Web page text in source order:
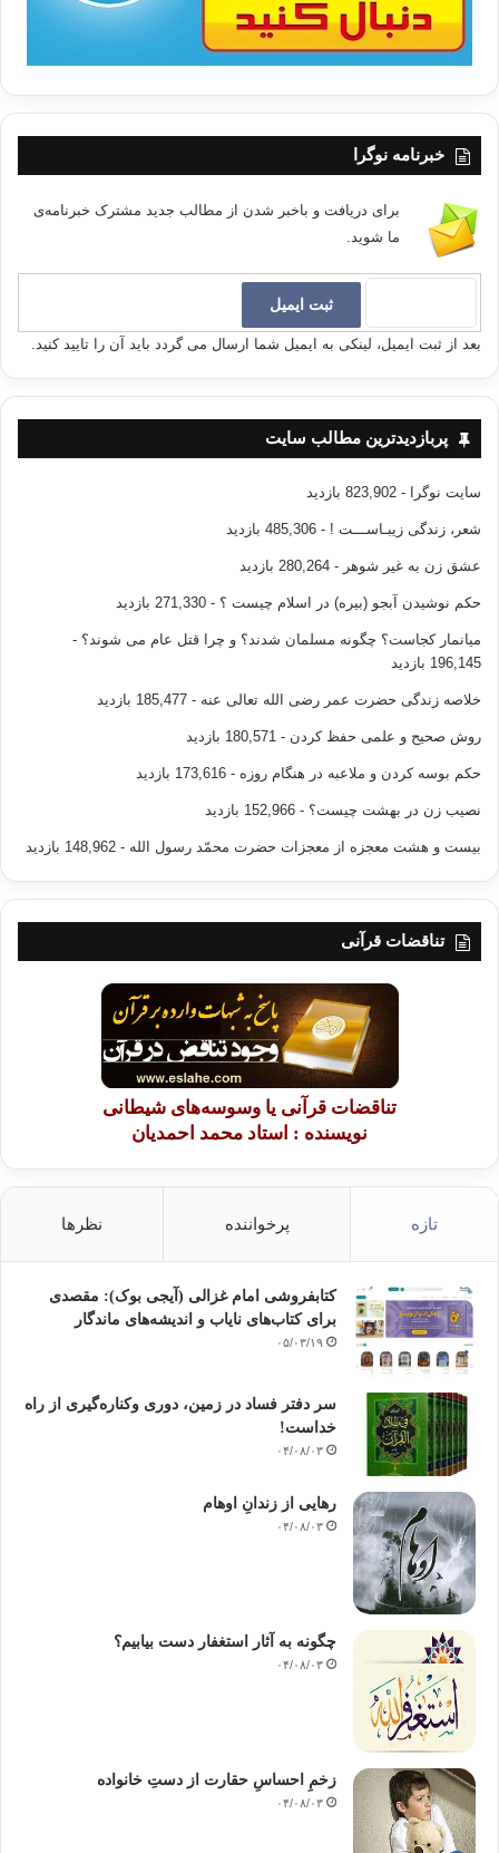
خبرنامه نوگرا
برای دریافت و باخبر شدن از مطالب جدید مشترک خبرنامه‌ی
ما شوید.
بعد از ثبت ایمیل، لینکی به ایمیل شما ارسال می گردد باید آن را تایید کنید.
پربازدیدترین مطالب سایت
سایت نوگرا - 823,902 بازدید
شعر، زندگی زیبـاســـت ! - 485,306 بازدید
عشق زن به غیر شوهر - 280,264 بازدید
حکم نوشیدن آبجو (بیره) در اسلام چیست ؟ - 271,330 بازدید
میانمار کجاست؟ چگونه مسلمان شدند؟ و چرا قتل عام می شوند؟ -
196,145 بازدید
خلاصه زندگی حضرت عمر رضی الله تعالی عنه - 185,477 بازدید
روش صحیح و علمی حفظ کردن - 180,571 بازدید
حکم بوسه کردن و ملاعبه در هنگام روزه - 173,616 بازدید
نصیب زن در بهشت چیست؟ - 152,966 بازدید
بیست و هشت معجزه از معجزات حضرت محمّد رسول الله - 148,962 بازدید
تناقضات قرآنی
تناقضات قرآنی یا وسوسه‌های شیطانی
نویسنده : استاد محمد احمدیان
تازه پرخواننده نظرها
کتابفروشی امام غزالی (آیجی بوک): مقصدی
برای کتاب‌های نایاب و اندیشه‌های ماندگار
۰۵/۰۳/۱۹
سر دفتر فساد در زمین‌، دوری وکناره‌گیری از راه
خداست‌!
۰۴/۰۸/۰۳
رهایی از زندانِ اوهام
۰۴/۰۸/۰۳
چگونه به آثار استغفار دست بیابیم؟
۰۴/۰۸/۰۳
زخمِ احساسِ حقارت از دستِ خانواده
۰۴/۰۸/۰۳